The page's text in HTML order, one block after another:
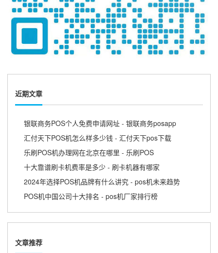
近期文章
银联商务POS个人免费申请网址 - 银联商务posapp
汇付天下POS机怎么样多少钱 - 汇付天下pos下载
乐刷POS机办理网在北京在哪里 - 乐刷POS
十大靠谱刷卡机费率是多少 - 刷卡机器有哪家
2024年选择POS机品牌有什么讲究 - pos机未来趋势
POS机中国公司十大排名 - pos机厂家排行榜
文章推荐